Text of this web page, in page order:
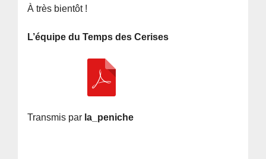
À très bientôt !
L’équipe du Temps des Cerises
Transmis par la_peniche